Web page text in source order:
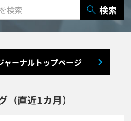
受付システム
賃貸管理システム
福利厚生システム
検索
ャーナルトップページ
（直近1カ月）